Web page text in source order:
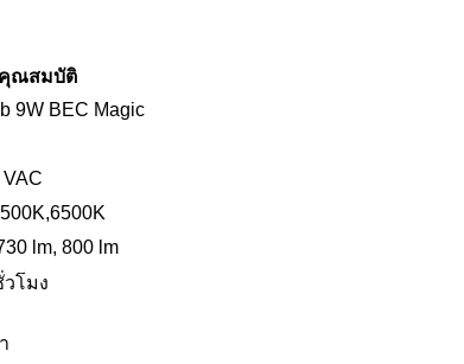
คุณสมบัติ
9W BEC Magic
lm, 800 lm
วโมง